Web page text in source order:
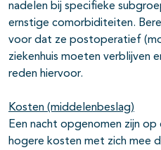
nadelen bij specifieke
ernstige comorbiditeiten.
voor dat ze postoperatief
ziekenhuis moeten verblijven
reden hiervoor.
Kosten (middelenbeslag)
Een nacht opgenomen zijn
hogere kosten met zich mee